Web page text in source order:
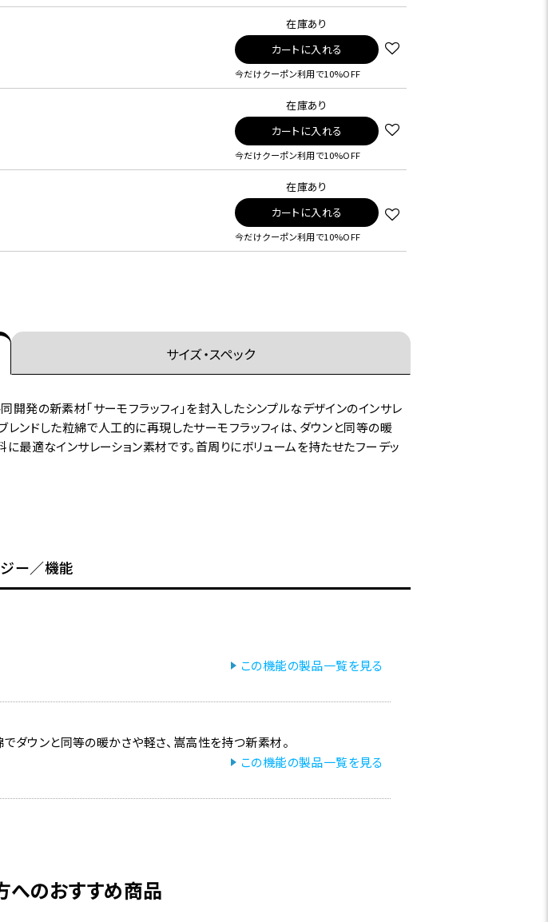
在庫あり
カートに入れる
今だけクーポン利用で10%OFF
在庫あり
カートに入れる
今だけクーポン利用で10%OFF
在庫あり
カートに入れる
今だけクーポン利用で10%OFF
サイズ・スペック
開発の新素材｢サーモフラッフィ｣を封入したシンプルなデザインのインサレ
ンドした粒綿で人工的に再現したサーモフラッフィは、ダウンと同等の暖
最適なインサレーション素材です。首周りにボリュームを持たせたフーデッ
ー／機能
この機能の製品一覧を見る
ダウンと同等の暖かさや軽さ、嵩高性を持つ新素材。
この機能の製品一覧を見る
へのおすすめ商品